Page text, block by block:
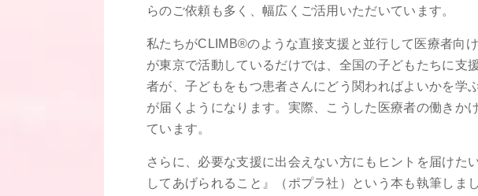
らのご依頼も多く、幅広くご活用いただいています。
私たちがCLIMB®のような直接支援と並行して医療者向
が東京で活動しているだけでは、全国の子どもたちに支
者が、子どもをもつ患者さんにどう関わればよいかを学
が届くようになります。実際、こうした医療者の働きか
ています。
さらに、必要な支援に出会えない方にもヒントを届けた
してあげられること』（ポプラ社）という本も執筆しま